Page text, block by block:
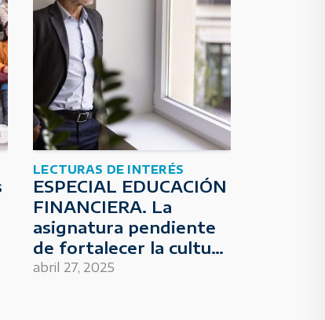
LECTURAS DE INTERÉS
ESPECIAL EDUCACIÓN
FINANCIERA. La
asignatura pendiente
de fortalecer la cultura
económica de la
abril 27, 2025